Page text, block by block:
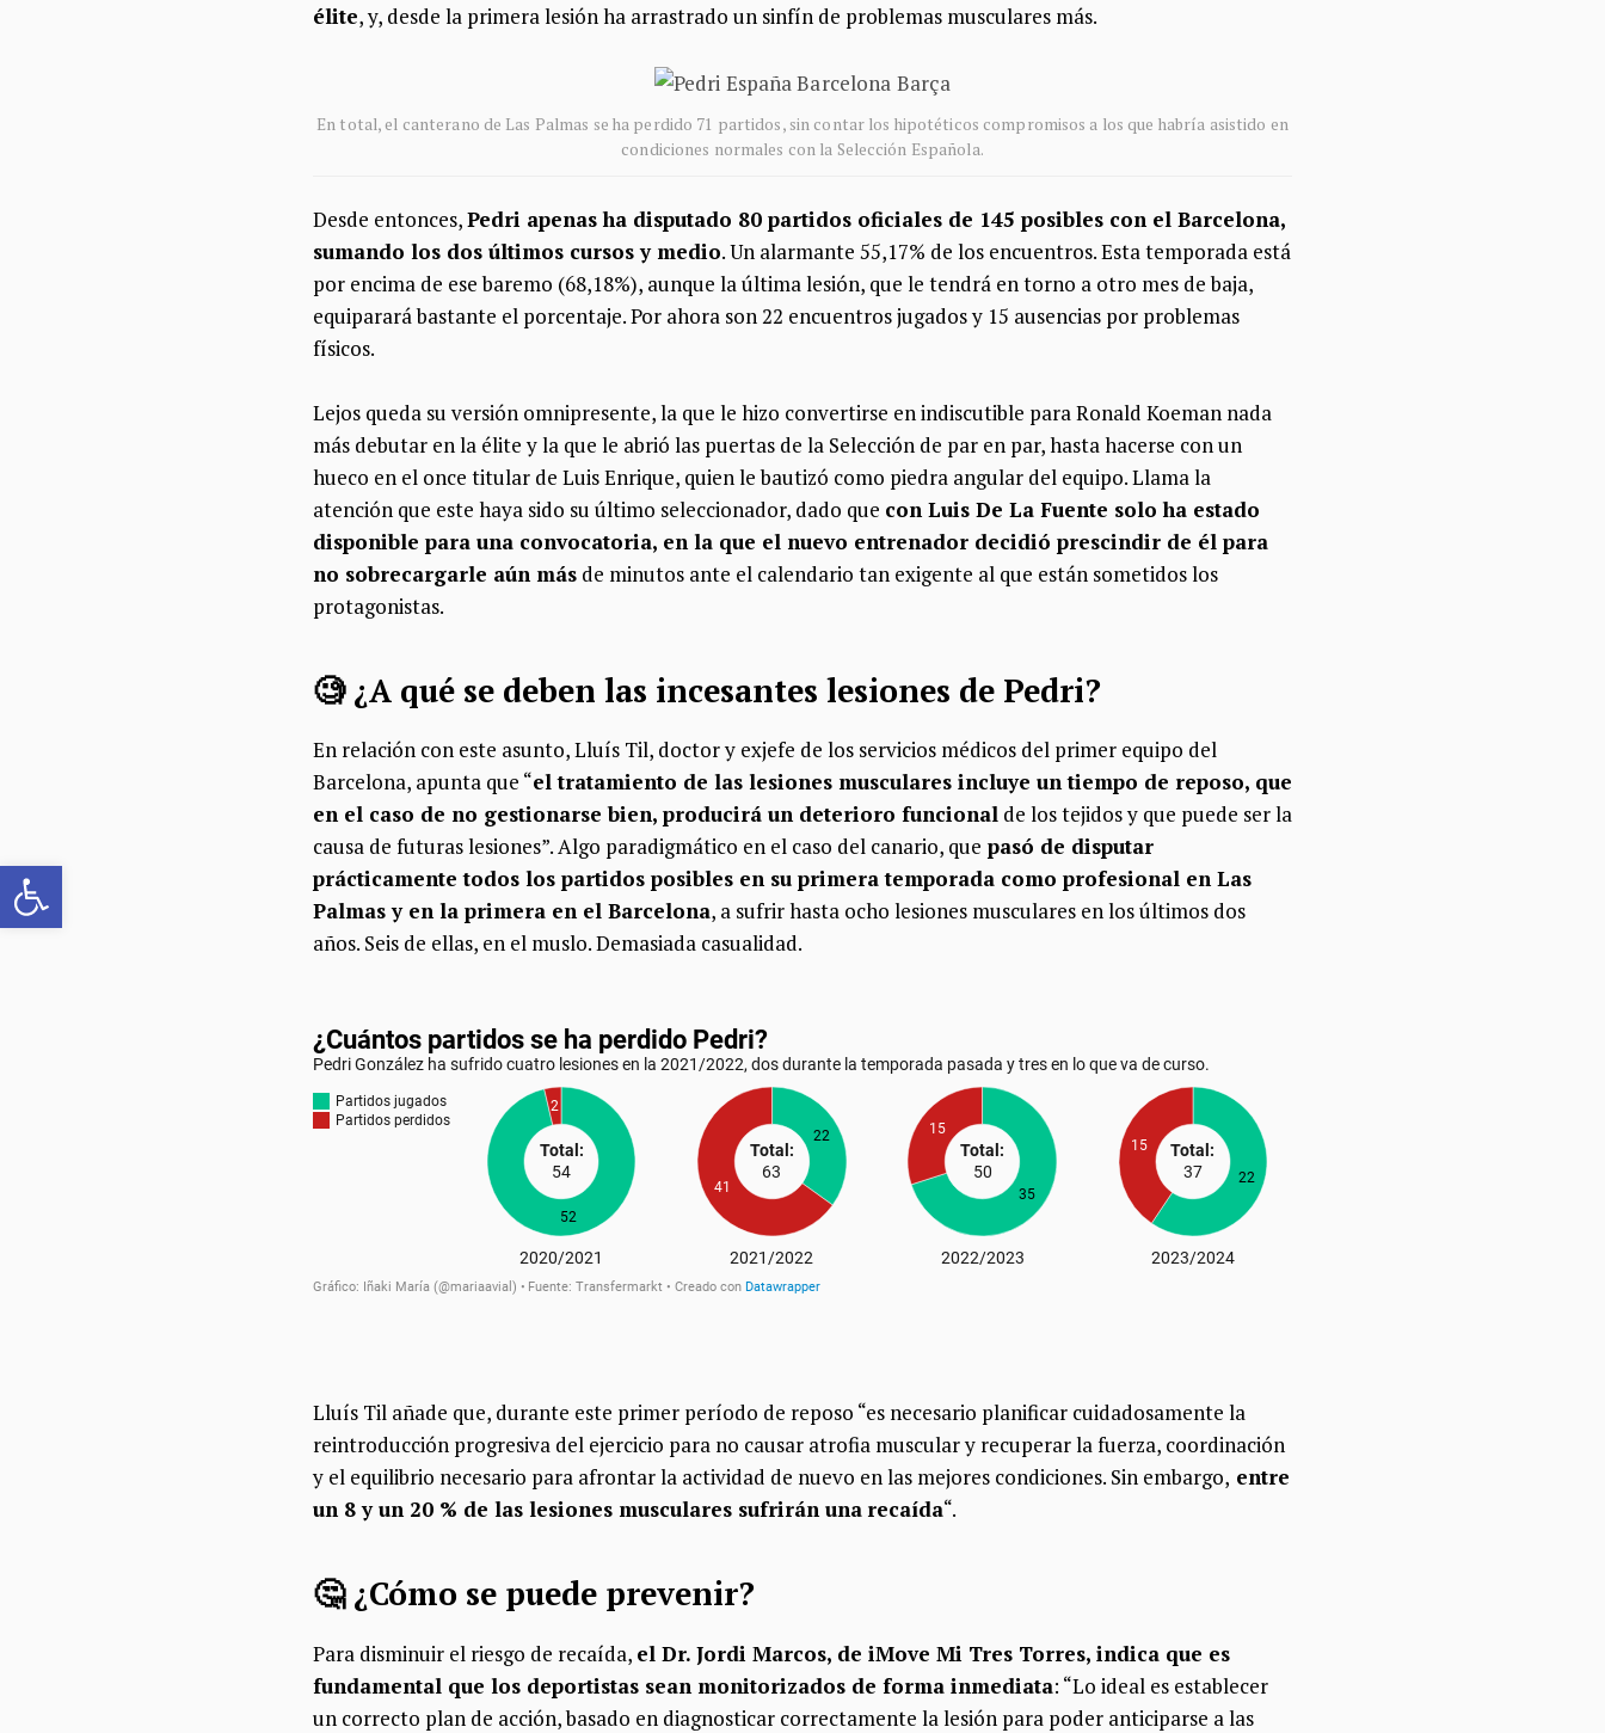
Abrir barra de herramientas
élite, y, desde la primera lesión ha arrastrado un sinfín de problemas musculares más.
En total, el canterano de Las Palmas se ha perdido 71 partidos, sin contar los hipotéticos compromisos a los que habría asistido en
condiciones normales con la Selección Española.
Desde entonces,Pedri apenas ha disputado 80 partidos oficiales de 145 posibles con el Barcelona,
sumando los dos últimos cursos y medio. Un alarmante 55,17% de los encuentros. Esta temporada está
por encima de ese baremo (68,18%), aunque la última lesión, que le tendrá en torno a otro mes de baja,
equiparará bastante el porcentaje. Por ahora son 22 encuentros jugados y 15 ausencias por problemas
físicos.
Lejos queda su versión omnipresente, la que le hizo convertirse en indiscutible para Ronald Koeman nada
más debutar en la élite y la que le abrió las puertas de la Selección de par en par, hasta hacerse con un
hueco en el once titular de Luis Enrique, quien le bautizó como piedra angular del equipo. Llama la
atención que este haya sido su último seleccionador, dado que con Luis De La Fuente solo ha estado
disponible para una convocatoria, en la que el nuevo entrenador decidió prescindir de él para
no sobrecargarle aún más de minutos ante el calendario tan exigente al que están sometidos los
protagonistas.
🧐 ¿A qué se deben las incesantes lesiones de Pedri?
En relación con este asunto, Lluís Til, doctor y exjefe de los servicios médicos del primer equipo del
Barcelona, apunta que “el tratamiento de las lesiones musculares incluye un tiempo de reposo, que
en el caso de no gestionarse bien, producirá un deterioro funcional de los tejidos y que puede ser la
causa de futuras lesiones”.Algo paradigmático en el caso del canario, que pasó de disputar
prácticamente todos los partidos posibles en su primera temporada como profesional en Las
Palmas y en la primera en el Barcelona, a sufrir hasta ocho lesiones musculares en los últimos dos
años. Seis de ellas, en el muslo. Demasiada casualidad.
Lluís Til añade que, durante este primer período de reposo “es necesario planificar cuidadosamente la
reintroducción progresiva del ejercicio para no causar atrofia muscular y recuperar la fuerza, coordinación
y el equilibrio necesario para afrontar la actividad de nuevo en las mejores condiciones. Sin embargo, entre
un 8 y un 20 % de las lesiones musculares sufrirán una recaída“.
🤔 ¿Cómo se puede prevenir?
Para disminuir el riesgo de recaída, el Dr. Jordi Marcos, de iMove Mi Tres Torres, indica que es
fundamental que los deportistas sean monitorizados de forma inmediata: “Lo ideal es establecer
un correcto plan de acción, basado en diagnosticar correctamente la lesión para poder anticiparse a las